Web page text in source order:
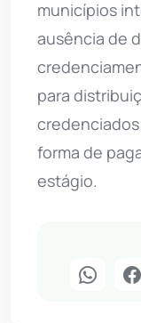
municípios
ausência de
para
forma de
estágio.